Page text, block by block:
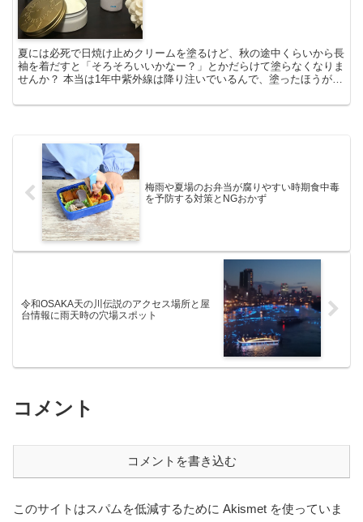
夏には必死で日焼け止めクリームを塗るけど、秋の途中くらいから長
袖を着だすと「そろそろいいかなー？」とかだらけて塗らなくなりま
せんか？ 本当は1年中紫外線は降り注いでいるんで、塗ったほうがい
梅雨や夏場のお弁当が腐りやすい時期食中毒
を予防する対策とNGおかず
令和OSAKA天の川伝説のアクセス場所と屋
台情報に雨天時の穴場スポット
コメント
コメントを書き込む
このサイトはスパムを低減するために Akismet を使っていま